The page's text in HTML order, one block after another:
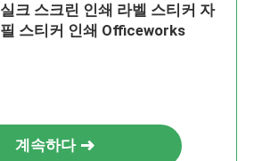
실크 스크린 인쇄 라벨 스티커 자
필 스티커 인쇄 Officeworks
계속하다